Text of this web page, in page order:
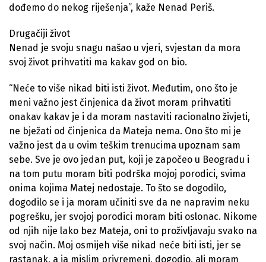
dođemo do nekog riješenja”, kaže Nenad Periš.
Drugačiji život
Nenad je svoju snagu našao u vjeri, svjestan da mora
svoj život prihvatiti ma kakav god on bio.
“Neće to više nikad biti isti život. Međutim, ono što je
meni važno jest činjenica da život moram prihvatiti
onakav kakav je i da moram nastaviti racionalno živjeti,
ne bježati od činjenica da Mateja nema. Ono što mi je
važno jest da u ovim teškim trenucima upoznam sam
sebe. Sve je ovo jedan put, koji je započeo u Beogradu i
na tom putu moram biti podrška mojoj porodici, svima
onima kojima Matej nedostaje. To što se dogodilo,
dogodilo se i ja moram učiniti sve da ne napravim neku
pogrešku, jer svojoj porodici moram biti oslonac. Nikome
od njih nije lako bez Mateja, oni to proživljavaju svako na
svoj način. Moj osmijeh više nikad neće biti isti, jer se
rastanak, a ja mislim privremeni, dogodio, ali moram